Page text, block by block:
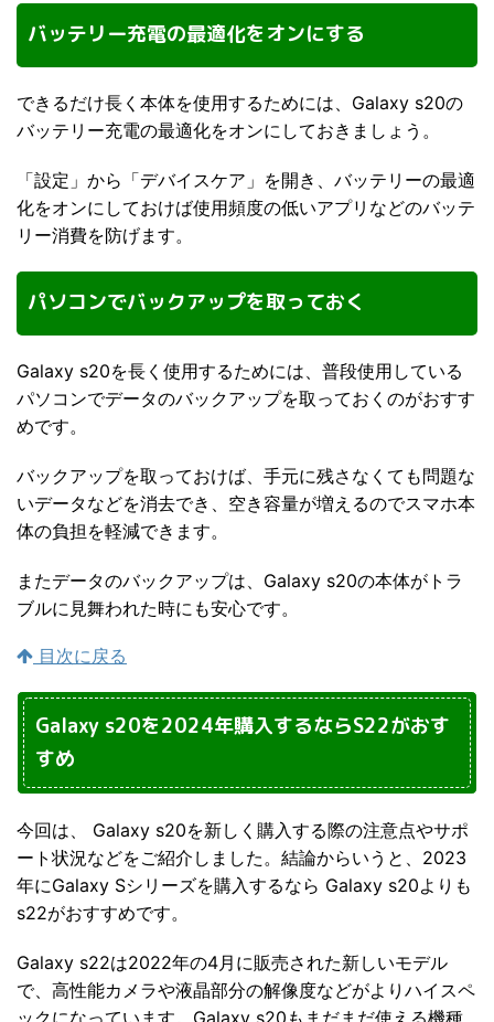
バッテリー充電の最適化をオンにする
できるだけ長く本体を使用するためには、Galaxy s20の
バッテリー充電の最適化をオンにしておきましょう。
「設定」から「デバイスケア」を開き、バッテリーの最適
化をオンにしておけば使用頻度の低いアプリなどのバッテ
リー消費を防げます。
パソコンでバックアップを取っておく
Galaxy s20を長く使用するためには、普段使用している
パソコンでデータのバックアップを取っておくのがおすす
めです。
バックアップを取っておけば、手元に残さなくても問題な
いデータなどを消去でき、空き容量が増えるのでスマホ本
体の負担を軽減できます。
またデータのバックアップは、Galaxy s20の本体がトラ
ブルに見舞われた時にも安心です。
目次に戻る
Galaxy s20を2024年購入するならS22がおす
すめ
今回は、 Galaxy s20を新しく購入する際の注意点やサポ
ート状況などをご紹介しました。結論からいうと、2023
年にGalaxy Sシリーズを購入するなら Galaxy s20よりも
s22がおすすめです。
Galaxy s22は2022年の4月に販売された新しいモデル
で、高性能カメラや液晶部分の解像度などがよりハイスペ